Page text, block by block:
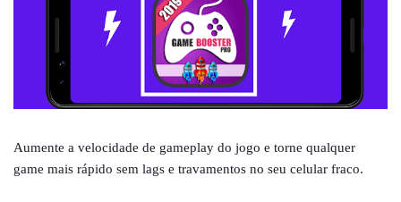
Aumente a velocidade de gameplay do jogo e torne qualquer
game mais rápido sem lags e travamentos no seu celular fraco.